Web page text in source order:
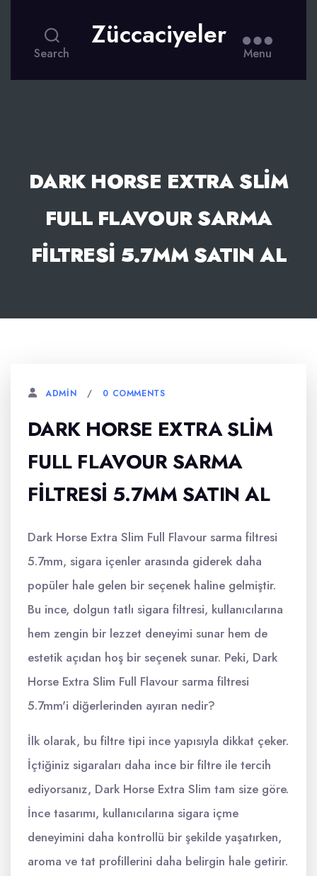
Search
Züccaciyeler
Menu
DARK HORSE EXTRA SLIM
FULL FLAVOUR SARMA
FILTRESI 5.7MM SATIN AL
ADMIN 0 COMMENTS
DARK HORSE EXTRA SLIM
FULL FLAVOUR SARMA
FILTRESI 5.7MM SATIN AL
Dark Horse Extra Slim Full Flavour sarma filtresi
5.7mm, sigara içenler arasında giderek daha
popüler hale gelen bir seçenek haline gelmiştir.
Bu ince, dolgun tatlı sigara filtresi, kullanıcılarına
hem zengin bir lezzet deneyimi sunar hem de
estetik açıdan hoş bir seçenek sunar. Peki, Dark
Horse Extra Slim Full Flavour sarma filtresi
5.7mm'i diğerlerinden ayıran nedir?
İlk olarak, bu filtre tipi ince yapısıyla dikkat çeker.
İçtiğiniz sigaraları daha ince bir filtre ile tercih
ediyorsanız, Dark Horse Extra Slim tam size göre.
İnce tasarımı, kullanıcılarına sigara içme
deneyimini daha kontrollü bir şekilde yaşatırken,
aroma ve tat profillerini daha belirgin hale getirir.